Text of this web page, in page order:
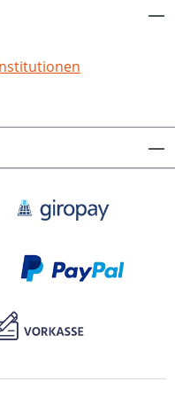
von Willemer.
Main und
die Sammler
In diesem
allerdings nur
„Junge Liebe,
dass der
Goethes
bildet
der Rolle
Dichters. Fritz
Neckar.66